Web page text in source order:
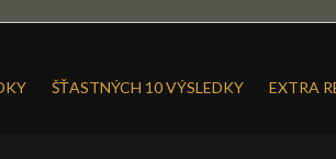
ŠŤASTNÝCH 10 VÝSLEDKY EXTRA